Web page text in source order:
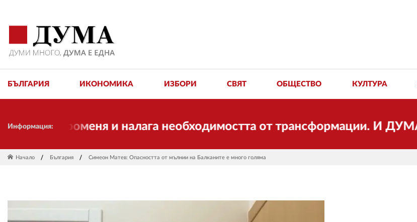
БЪЛГАРИЯ ИКОНОМИКА ИЗБОРИ СВЯТ ОБЩЕСТВО КУЛТУРА
Информация:
променя и налага необходимостта от трансформации. И ДУМА се
Начало България Симеон Матев: Опасността от мълнии на Балканите е много голяма